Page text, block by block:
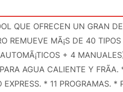
QUE OFRECEN UN GRAN
REMUEVE MÃ¡S DE 40
+ 4
AGUA CALIENTE Y FRÃ­A.
* 11 PROGRAMAS. *